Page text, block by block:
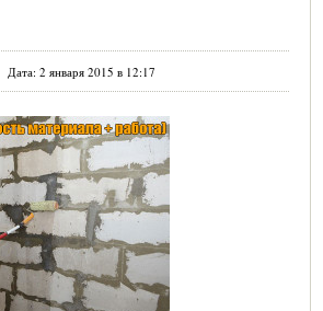
Дата: 2 января 2015 в 12:17